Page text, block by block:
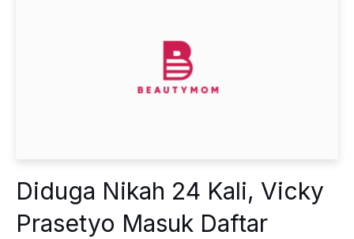
Diduga Nikah 24 Kali, Vicky
Prasetyo Masuk Daftar